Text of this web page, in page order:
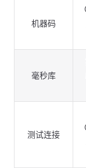
机器码
毫秒库
测试连接